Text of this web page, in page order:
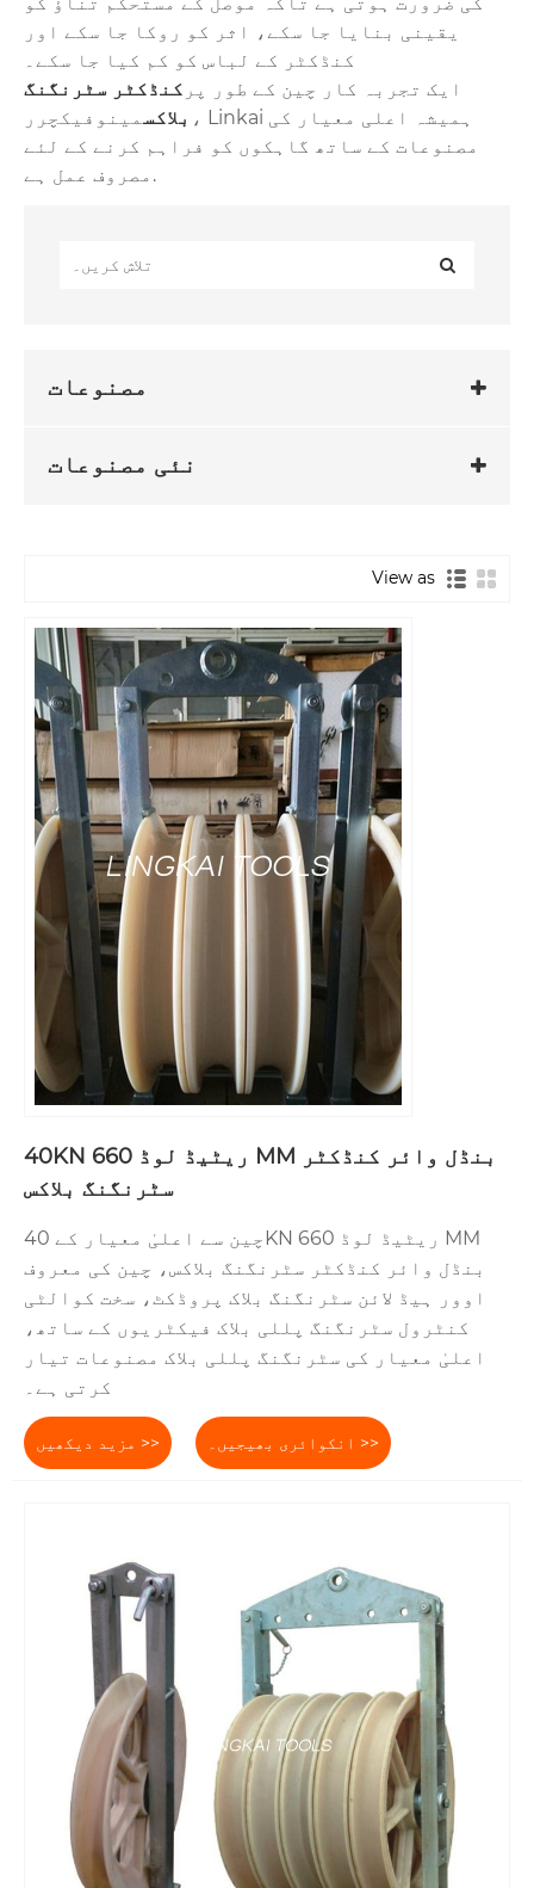
یقینی بنایا جا سکے، اثر کو روکا جا سکے اور
کنڈکٹر کے لباس کو کم کیا جا سکے۔
ایک تجربہ کار چین کے طور پر کنڈکٹر سٹرنگنگ
بلاکسمینوفیکچرر، Linkai ہمیشہ اعلی معیار کی
مصنوعات کے ساتھ گاہکوں کو فراہم کرنے کے لئے
مصروف عمل ہے.
مصنوعات
نئی مصنوعات
View as
40KN ریٹیڈ لوڈ 660 MM بنڈل وائر کنڈکٹر
سٹرنگنگ بلاکس
چین سے اعلیٰ معیار کے 40KN ریٹیڈ لوڈ 660 MM
بنڈل وائر کنڈکٹر سٹرنگنگ بلاکس، چین کی معروف
اوور ہیڈ لائن سٹرنگنگ بلاک پروڈکٹ، سخت کوالٹی
کنٹرول سٹرنگنگ پللی بلاک فیکٹریوں کے ساتھ،
اعلیٰ معیار کی سٹرنگنگ پللی بلاک مصنوعات تیار
کرتی ہے۔
مزید دیکھیں >> انکوائری بھیجیں۔ >>